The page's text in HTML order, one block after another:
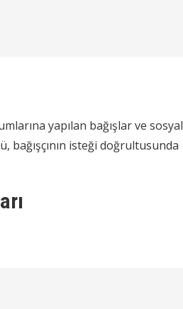
yapılan bağışlar ve sosyal
bağışçının isteği doğrultusunda